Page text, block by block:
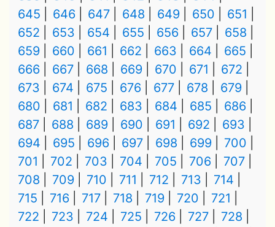
645
646 647 648 649 650
651
652
653 654 655 656 657
658
659
660 661 662 663 664
665
666
667 668 669 670 671
672
673
674 675 676 677 678
679
680
681 682 683 684 685
686
687
688 689 690 691 692
693
694
695 696 697 698 699
700
701
702 703 704 705 706
707
708
709 710 711 712 713
714
715
716 717 718 719 720
721
722
723 724 725 726 727
728